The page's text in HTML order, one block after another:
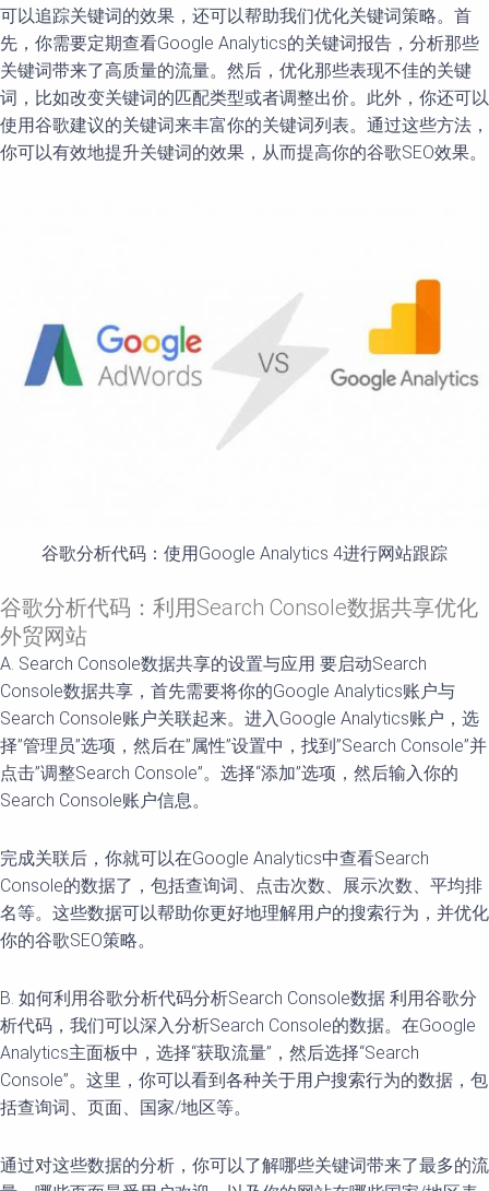
可以追踪关键词的效果，还可以帮助我们优化关键词策略。首
先，你需要定期查看Google Analytics的关键词报告，分析那些
关键词带来了高质量的流量。然后，优化那些表现不佳的关键
词，比如改变关键词的匹配类型或者调整出价。此外，你还可以
使用谷歌建议的关键词来丰富你的关键词列表。通过这些方法，
你可以有效地提升关键词的效果，从而提高你的谷歌SEO效果。
谷歌分析代码：使用Google Analytics 4进行网站跟踪
谷歌分析代码：利用Search Console数据共享优化
外贸网站
A. Search Console数据共享的设置与应用 要启动Search
Console数据共享，首先需要将你的Google Analytics账户与
Search Console账户关联起来。进入Google Analytics账户，选
择”管理员”选项，然后在”属性”设置中，找到”Search Console”并
点击”调整Search Console”。选择“添加”选项，然后输入你的
Search Console账户信息。
完成关联后，你就可以在Google Analytics中查看Search
Console的数据了，包括查询词、点击次数、展示次数、平均排
名等。这些数据可以帮助你更好地理解用户的搜索行为，并优化
你的谷歌SEO策略。
B. 如何利用谷歌分析代码分析Search Console数据 利用谷歌分
析代码，我们可以深入分析Search Console的数据。在Google
Analytics主面板中，选择“获取流量”，然后选择“Search
Console”。这里，你可以看到各种关于用户搜索行为的数据，包
括查询词、页面、国家/地区等。
通过对这些数据的分析，你可以了解哪些关键词带来了最多的流